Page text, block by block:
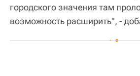
городского значения там
возможность расширить", -